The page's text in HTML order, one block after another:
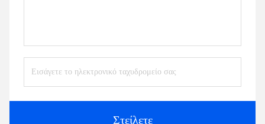
Στείλετε